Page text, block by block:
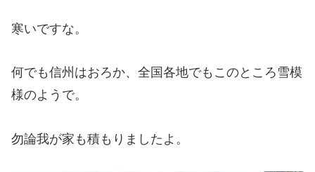
寒いですな。
何でも信州はおろか、全国各地でもこのところ雪模
様のようで。
勿論我が家も積もりましたよ。